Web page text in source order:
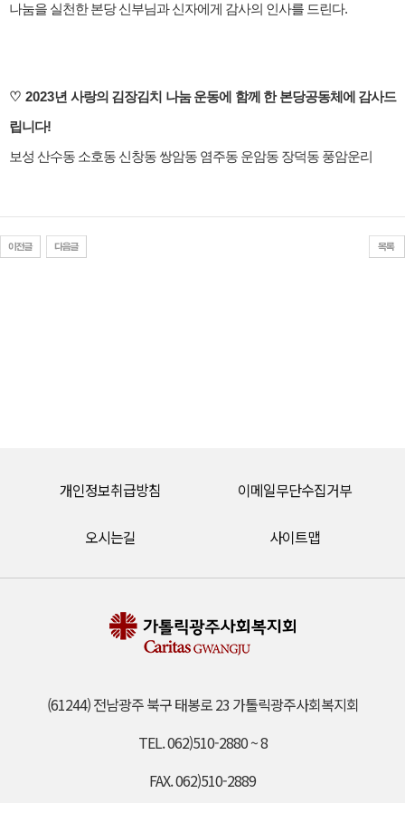
나눔을 실천한 본당 신부님과 신자에게 감사의 인사를 드린다.
♡ 2023년 사랑의 김장김치 나눔 운동에 함께 한 본당공동체에 감사드
립니다!
보성 산수동 소호동 신창동 쌍암동 염주동 운암동 장덕동 풍암운리
개인정보취급방침 이메일무단수집거부
오시는길 사이트맵
(61244) 전남광주 북구 태봉로 23 가톨릭광주사회복지회
TEL. 062)510-2880 ~ 8
FAX. 062)510-2889